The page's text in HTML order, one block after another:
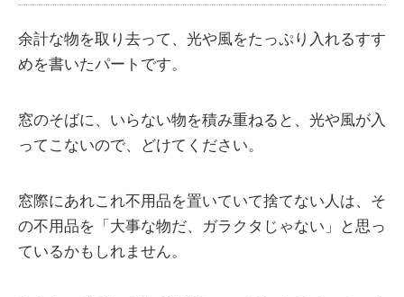
余計な物を取り去って、光や風をたっぷり入れるすす
めを書いたパートです。
窓のそばに、いらない物を積み重ねると、光や風が入
ってこないので、どけてください。
窓際にあれこれ不用品を置いていて捨てない人は、そ
の不用品を「大事な物だ、ガラクタじゃない」と思っ
ているかもしれません。